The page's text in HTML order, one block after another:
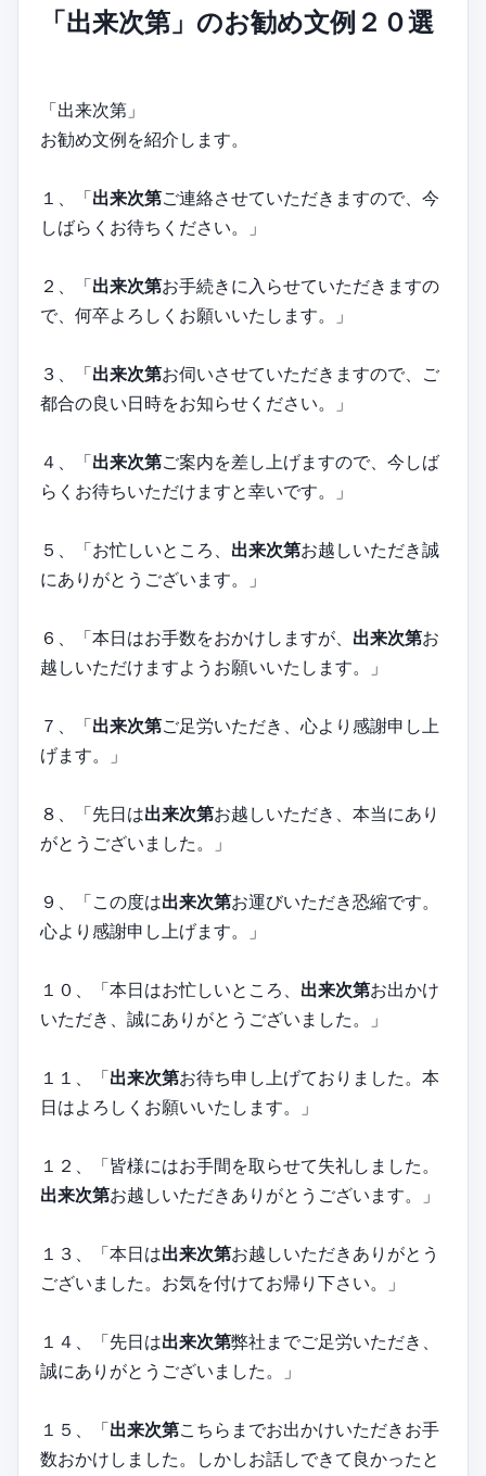
「出来次第」のお勧め文例２０選
「出来次第」
お勧め文例を紹介します。
１、「出来次第ご連絡させていただきますので、今
しばらくお待ちください。」
２、「出来次第お手続きに入らせていただきますの
で、何卒よろしくお願いいたします。」
３、「出来次第お伺いさせていただきますので、ご
都合の良い日時をお知らせください。」
４、「出来次第ご案内を差し上げますので、今しば
らくお待ちいただけますと幸いです。」
５、「お忙しいところ、 出来次第お越しいただき誠
にありがとうございます。」
６、「本日はお手数をおかけしますが、 出来次第お
越しいただけますようお願いいたします。」
７、「出来次第ご足労いただき、心より感謝申し上
げます。」
８、「先日は出来次第お越しいただき、本当にあり
がとうございました。」
９、「この度は出来次第お運びいただき恐縮です。
心より感謝申し上げます。」
１０、「本日はお忙しいところ、 出来次第お出かけ
いただき、誠にありがとうございました。」
１１、「出来次第お待ち申し上げておりました。本
日はよろしくお願いいたします。」
１２、「皆様にはお手間を取らせて失礼しました。
出来次第お越しいただきありがとうございます。」
１３、「本日は出来次第お越しいただきありがとう
ございました。お気を付けてお帰り下さい。」
１４、「先日は出来次第弊社までご足労いただき、
誠にありがとうございました。」
１５、「出来次第こちらまでお出かけいただきお手
数おかけしました。しかしお話しできて良かったと